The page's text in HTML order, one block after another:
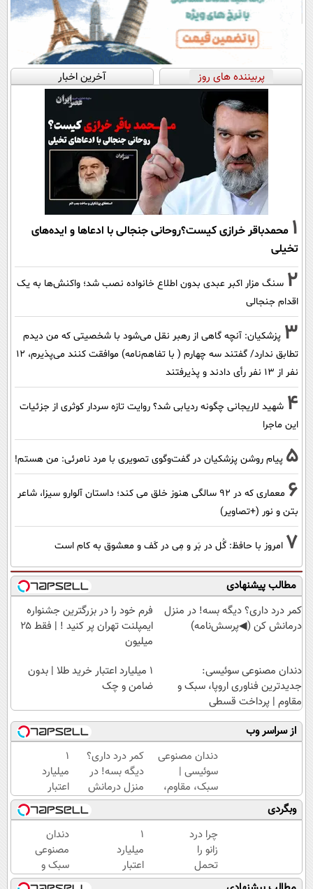
پربیننده های روز آخرین اخبار
1 محمدباقر خرازی کیست؟روحانی جنجالی با ادعاها و ایده‌های
تخیلی
2 سنگ مزار اکبر عبدی بدون اطلاع خانواده نصب شد؛ واکنش‌ها به یک
اقدام جنجالی
3 پزشکیان‌: آنچه گاهی از رهبر نقل می‌شود با شخصیتی که من دیدم
تطابق ندارد/ گفتند سه چهارم ( با تفاهم‌نامه) موافقت کنند می‌پذیرم، 12
نفر از 13 نفر رأی دادند و پذیرفتند
4 شهید لاریجانی چگونه ردیابی شد؟ روایت تازه سردار کوثری از جزئیات
این ماجرا
5 پیام روشن پزشکیان در گفت‌و‌گوی تصویری با مرد نامرئی: من هستم!
6
معماری که در 92 سالگی هنوز خلق می کند؛ داستان آلوارو سیزا، شاعر
بتن و نور (+تصاویر)
7 امروز با حافظ: گُل در بَر و مِی در کَف و معشوق به کام است
مطالب پیشنهادی
کمر درد داری؟ دیگه بسه! در منزل
درمانش کن (◀پرسش‌نامه)
فرم خود را در بزرگترین جشنواره
ایمپلنت تهران پر کنید ! | فقط ۲۵
میلیون
دندان مصنوعی سوئیسی:
جدیدترین فناوری اروپا، سبک و
مقاوم | پرداخت قسطی
۱ میلیارد اعتبار خرید طلا | بدون
ضامن و چک
از سراسر وب
دندان مصنوعی
سوئیسی |
سبک، مقاوم،
طبیعی! ویزیت
رایگان+پرداخت
اقساطی😍
کمر درد داری؟
دیگه بسه! در
منزل درمانش
کن
(◀پرسش‌نامه)
۱
میلیارد
اعتبار
خرید
طلا |
بدون
ضامن
و چک
وبگردی
چرا درد
زانو را
تحمل
می‌کنی؟
۱
میلیارد
اعتبار
خرید
دندان
مصنوعی
سبک و
مقاوم